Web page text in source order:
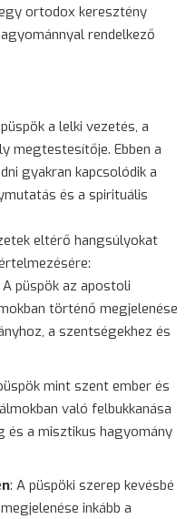
ortodox keresztény
rendelkező
a lelki vezetés, a
megtestesítője. Ebben a
gyakran kapcsolódik a
és a spirituális
eltérő hangsúlyokat
A püspök az apostoli
történő megjelenése
a szentségekhez és
mint szent ember és
való felbukkanása
és a misztikus hagyomány
: A püspöki szerep kevésbé
inkább a